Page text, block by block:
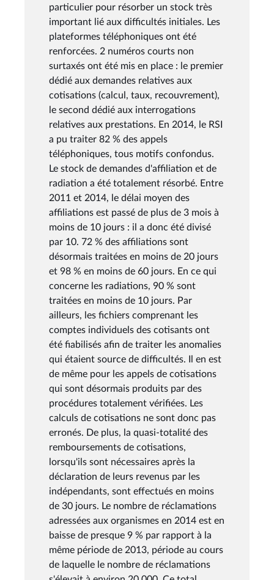
particulier pour résorber un stock très
important lié aux difficultés initiales. Les
plateformes téléphoniques ont été
renforcées. 2 numéros courts non
surtaxés ont été mis en place : le premier
dédié aux demandes relatives aux
cotisations (calcul, taux, recouvrement),
le second dédié aux interrogations
relatives aux prestations. En 2014, le RSI
a pu traiter 82 % des appels
téléphoniques, tous motifs confondus.
Le stock de demandes d'affiliation et de
radiation a été totalement résorbé. Entre
2011 et 2014, le délai moyen des
affiliations est passé de plus de 3 mois à
moins de 10 jours : il a donc été divisé
par 10. 72 % des affiliations sont
désormais traitées en moins de 20 jours
et 98 % en moins de 60 jours. En ce qui
concerne les radiations, 90 % sont
traitées en moins de 10 jours. Par
ailleurs, les fichiers comprenant les
comptes individuels des cotisants ont
été fiabilisés afin de traiter les anomalies
qui étaient source de difficultés. Il en est
de même pour les appels de cotisations
qui sont désormais produits par des
procédures totalement vérifiées. Les
calculs de cotisations ne sont donc pas
erronés. De plus, la quasi-totalité des
remboursements de cotisations,
lorsqu'ils sont nécessaires après la
déclaration de leurs revenus par les
indépendants, sont effectués en moins
de 30 jours. Le nombre de réclamations
adressées aux organismes en 2014 est en
baisse de presque 9 % par rapport à la
même période de 2013, période au cours
de laquelle le nombre de réclamations